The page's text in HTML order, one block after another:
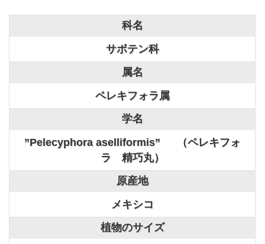
科名
サボテン科
属名
ペレキフォラ属
学名
”Pelecyphora aselliformis” （ペレキフォ
ラ 精巧丸）
原産地
メキシコ
植物のサイズ